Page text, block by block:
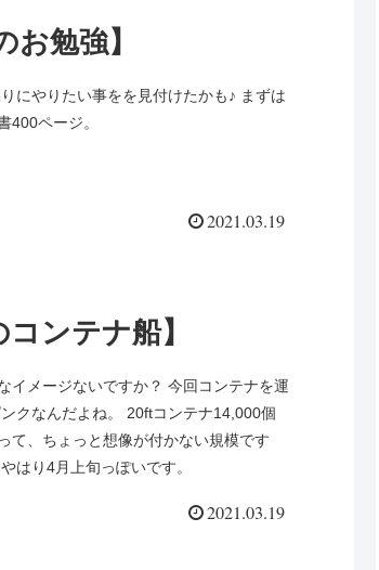
お勉強】
にやりたい事をを見付けたかも♪ まずは
400ページ。
2021.03.19
コンテナ船】
イメージないですか？ 今回コンテナを運
クなんだよね。 20ftコンテナ14,000個
て、ちょっと想像が付かない規模です
はり4月上旬っぽいです。
2021.03.19